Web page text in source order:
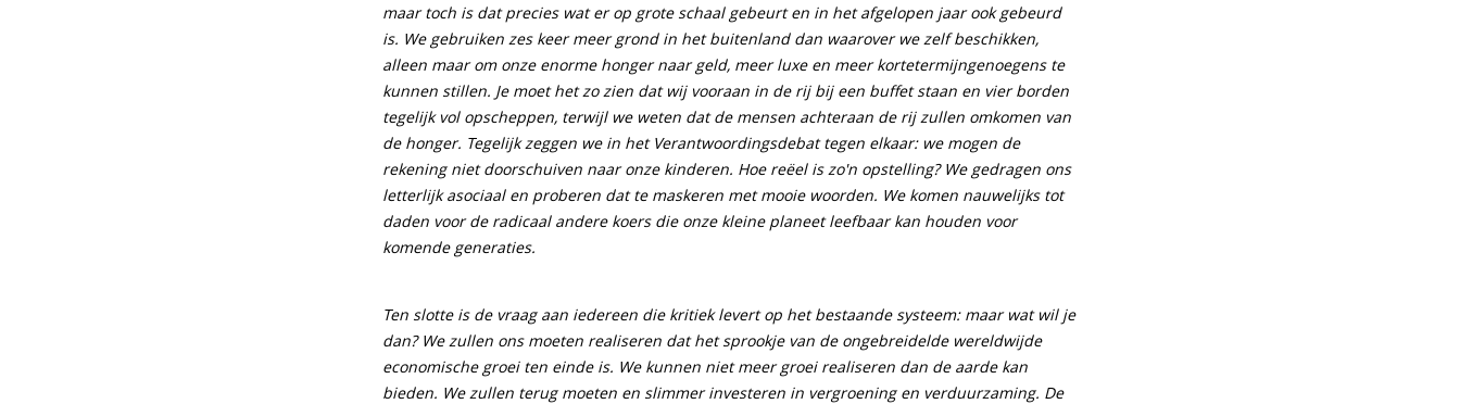
maar toch is dat precies wat er op grote schaal gebeurt en in het afgelopen jaar ook gebeurd
is. We gebruiken zes keer meer grond in het buitenland dan waarover we zelf beschikken,
alleen maar om onze enorme honger naar geld, meer luxe en meer kortetermijngenoegens te
kunnen stillen. Je moet het zo zien dat wij vooraan in de rij bij een buffet staan en vier borden
tegelijk vol opscheppen, terwijl we weten dat de mensen achteraan de rij zullen omkomen van
de honger. Tegelijk zeggen we in het Verantwoordingsdebat tegen elkaar: we mogen de
rekening niet doorschuiven naar onze kinderen. Hoe reëel is zo'n opstelling? We gedragen ons
letterlijk asociaal en proberen dat te maskeren met mooie woorden. We komen nauwelijks tot
daden voor de radicaal andere koers die onze kleine planeet leefbaar kan houden voor
komende generaties.
Ten slotte is de vraag aan iedereen die kritiek levert op het bestaande systeem: maar wat wil je
dan? We zullen ons moeten realiseren dat het sprookje van de ongebreidelde wereldwijde
economische groei ten einde is. We kunnen niet meer groei realiseren dan de aarde kan
bieden. We zullen terug moeten en slimmer investeren in vergroening en verduurzaming. De